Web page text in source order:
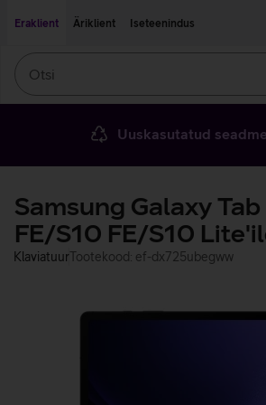
Eraklient
Äriklient Iseteenindus
Uuskasutatud
Samsung Galaxy
FE/S10 FE/S10
KlaviatuurTootekood: ef-dx725ubegww